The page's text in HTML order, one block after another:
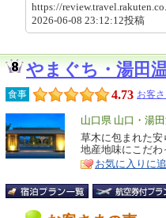
https://
2026-06-08 23:12:12投稿
やまぐち・湯田
食事 4.73 お客
エ
リ
ア
山口県 山口・湯
特
徴
草木に包まれた
地産地味にこだわ
お気に入りに